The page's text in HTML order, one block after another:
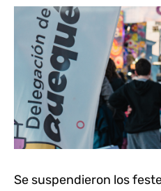
Se suspendieron los